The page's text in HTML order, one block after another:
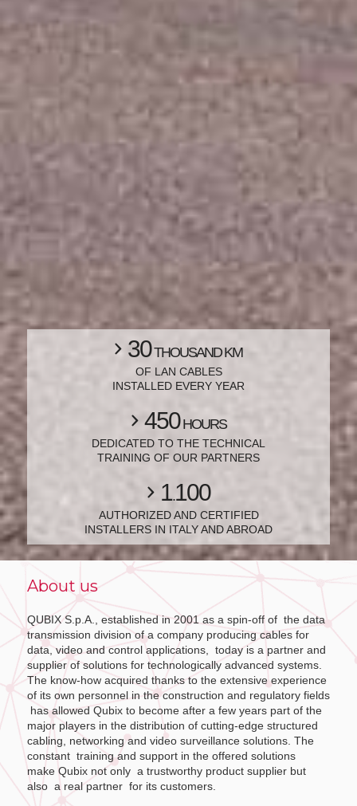
30THOUSAND KM
OF LAN CABLES
INSTALLED EVERY YEAR
450HOURS
DEDICATED TO THE TECHNICAL
TRAINING OF OUR PARTNERS
1.100
AUTHORIZED AND CERTIFIED
INSTALLERS IN ITALY AND ABROAD
About us
QUBIX S.p.A., established in 2001 as a spin-off of the data
transmission division of a company producing cables for
data, video and control applications, today is a partner and
supplier of solutions for technologically advanced systems.
The know-how acquired thanks to the extensive experience
of its own personnel in the construction and regulatory fields
has allowed Qubix to become after a few years part of the
major players in the distribution of cutting-edge structured
cabling, networking and video surveillance solutions. The
constant training and support in the offered solutions
make Qubix not only a trustworthy product supplier but
also a real partner for its customers.